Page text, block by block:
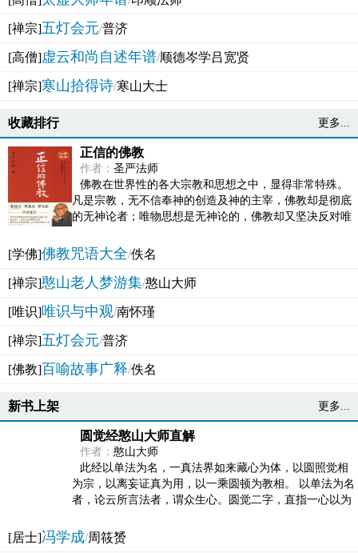
[禅宗]五灯会元/普济
[高僧]虚云和尚自述年谱/顺德岑学吕宽贤
[禅宗]寒山拾得诗/寒山大士
收藏排行 更多...
正信的佛教
作者： 圣严法师
佛教在世界性的各大宗教和思想之中，显得非常特殊。
凡是宗教，无不信奉神的创造及神的主宰，佛教却是彻底
的无神论者；唯物思想是无神论的，佛教却又坚决反对唯
[学佛]佛教咒语大全/佚名
[禅宗]憨山老人梦游集/憨山大师
[唯识]唯识与中观/南怀瑾
[禅宗]五灯会元/普济
[佛教]百喻故事广释/佚名
新书上架 更多...
圆觉经憨山大师直解
作者： 憨山大师
此经以单法为名，一真法界如来藏心为体，以圆照觉相
为宗，以离妄证真为用，以一乘圆顿为教相。 以单法为名
者，论云所言法者，谓众生心。圆觉二字，直指一心以为
[居士]冯学成/周筱赟